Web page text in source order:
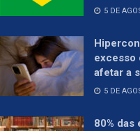
5 DE
excesso
afetar a
5 DE
80% das